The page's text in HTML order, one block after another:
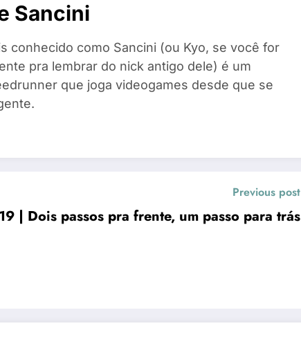
Sancini
conhecido como Sancini (ou Kyo, se você for
pra lembrar do nick antigo dele) é um
que joga videogames desde que se
Previous post
| Dois passos pra frente, um passo para trás